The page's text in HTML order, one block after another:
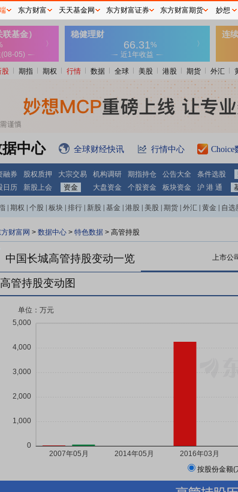
股 期指 期权 行情 数据 全球 美股 港股 期货 外汇
中心 全球财经快讯 行情中心 Choice
融券 股权质押 大宗交易 机构调研 期指持仓 公告大全 条件选股
日历 新股上会 资金 大盘资金 个股资金 板块资金 沪 港 通
期权 个股 板块 排行 新股 基金 港股 美股 期货 外汇 黄金 自选
方财富网 > 数据中心 > 特色数据 > 高管持股
中国长城高管持股变动一览 上市公
高管持股变动图
按股份金额(
东方财富 天天基金网 东方财富证券 东方财富期货 妙想